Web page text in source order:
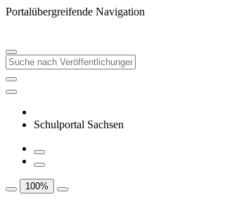
Portalübergreifende Navigation
Schulportal Sachsen
100%